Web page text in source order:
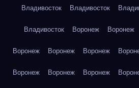
Владивосток Владивосток
Владивосток Воронеж Воронеж
Воронеж Воронеж Воронеж
Воронеж Воронеж Воронеж